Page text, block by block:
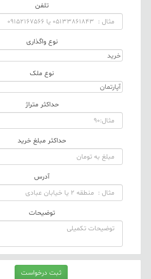
تلفن
نوع واگذاری
نوع ملک
حداکثر متراژ
حداکثر مبلغ خرید
آدرس
توضیحات
ثبت درخواست